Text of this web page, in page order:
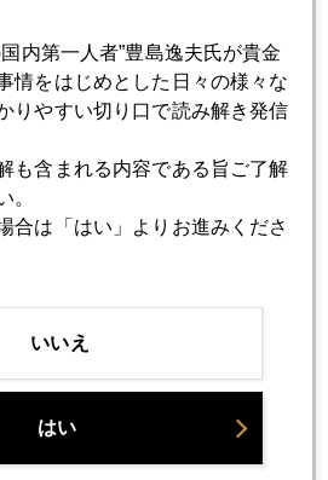
揺らす
裏事情
欧米同盟国と米国に亀裂
ちゃんと三者鼎談
内第一人者”豊島逸夫氏が貴金
情をはじめとした日々の様々な
りやすい切り口で読み解き発信
も含まれる内容である旨ご了解
。
合は「はい」よりお進みくださ
いいえ
はい